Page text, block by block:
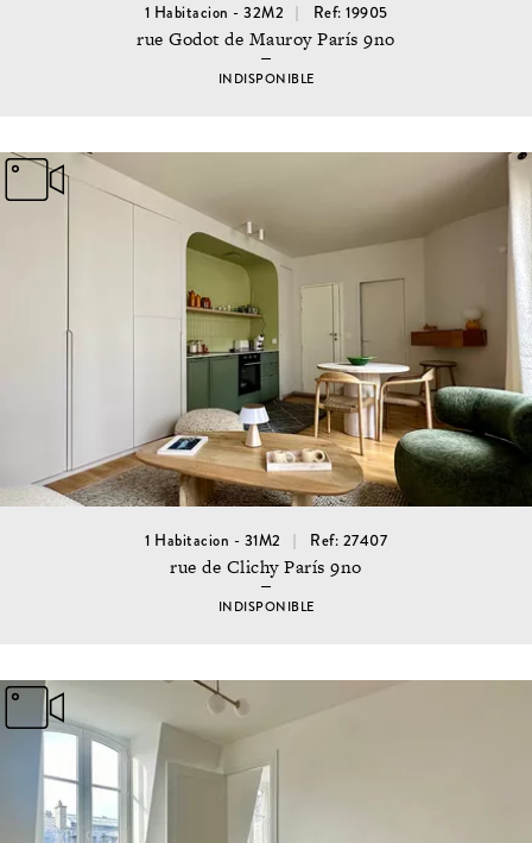
1 Habitacion - 32M2 Ref: 19905
rue Godot de Mauroy París 9no
INDISPONIBLE
1 Habitacion - 31M2 Ref: 27407
rue de Clichy París 9no
INDISPONIBLE